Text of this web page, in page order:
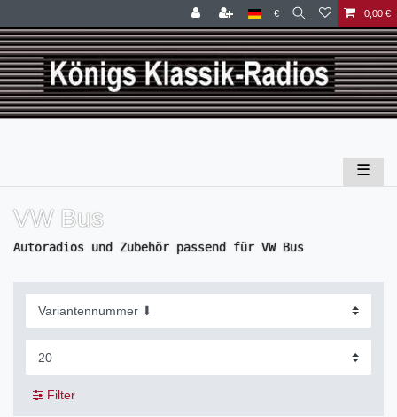
€ 0,00 €
☰
VW Bus
Autoradios und Zubehör passend für VW Bus
Filter